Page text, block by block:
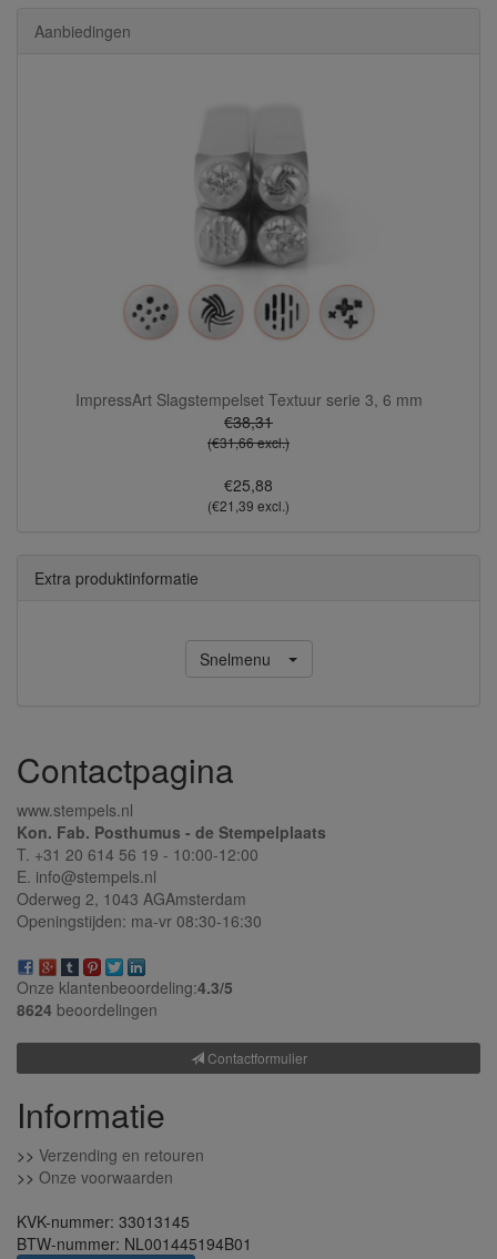
Aanbiedingen
ImpressArt Slagstempelset Textuur serie 3, 6 mm
€38,31
(€31,66 excl.)
€25,88
(€21,39 excl.)
Extra produktinformatie
Snelmenu
Contactpagina
www.stempels.nl
Kon. Fab. Posthumus - de Stempelplaats
T. +31 20 614 56 19 - 10:00-12:00
E. info@stempels.nl
Oderweg 2, 1043 AGAmsterdam
Openingstijden: ma-vr 08:30-16:30
Onze klantenbeoordeling:4.3/5
8624 beoordelingen
Contactformulier
Informatie
>> Verzending en retouren
>> Onze voorwaarden
KVK-nummer: 33013145
BTW-nummer: NL001445194B01